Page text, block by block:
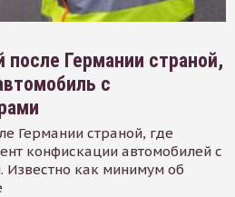
после Германии страной,
с
Германии страной, где
конфискации автомобилей с
Известно как минимум об